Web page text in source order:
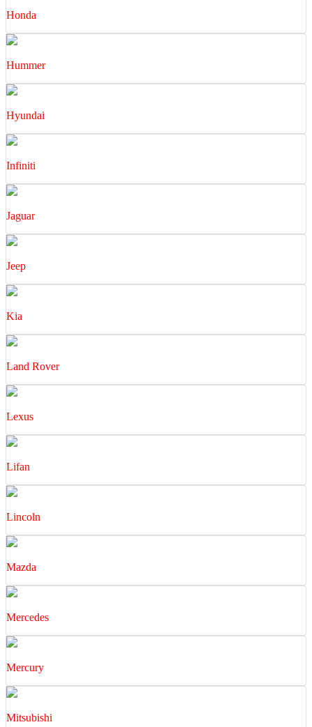
Honda
Hummer
Hyundai
Infiniti
Jaguar
Jeep
Kia
Land Rover
Lexus
Lifan
Lincoln
Mazda
Mercedes
Mercury
Mitsubishi